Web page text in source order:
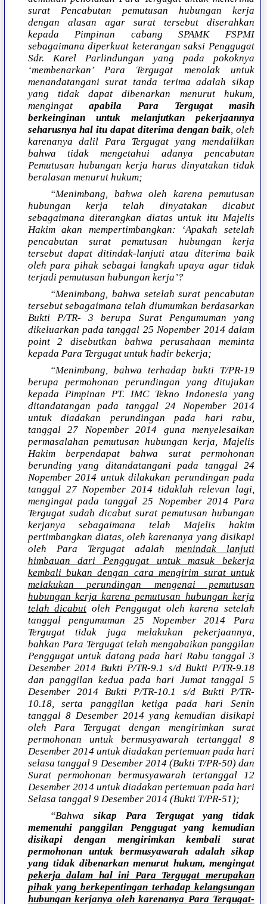
surat Pencabutan pemutusan hubungan kerja
dengan alasan agar surat tersebut diserahkan
kepada Pimpinan cabang SPAMK FSPMI
sebagaimana diperkuat keterangan saksi Penggugat
Sdr. Karel Parlindungan yang pada pokoknya
‘membenarkan’ Para Tergugat menolak untuk
menandatangani surat tanda terima adalah sikap
yang tidak dapat dibenarkan menurut hukum,
mengingat apabila Para Tergugat masih
berkeinginan untuk melanjutkan pekerjaannya
seharusnya hal itu dapat diterima dengan baik, oleh
karenanya dalil Para Tergugat yang mendalilkan
bahwa tidak mengetahui adanya pencabutan
Pemutusan hubungan kerja harus dinyatakan tidak
beralasan menurut hukum;
“Menimbang, bahwa oleh karena pemutusan
hubungan kerja telah dinyatakan dicabut
sebagaimana diterangkan diatas untuk itu Majelis
Hakim akan mempertimbangkan: ‘Apakah setelah
pencabutan surat pemutusan hubungan kerja
tersebut dapat ditindak-lanjuti atau diterima baik
oleh para pihak sebagai langkah upaya agar tidak
terjadi pemutusan hubungan kerja’?
“Menimbang, bahwa setelah surat pencabutan
tersebut sebagaimana telah diumumkan berdasarkan
Bukti P/TR- 3 berupa Surat Pengumuman yang
dikeluarkan pada tanggal 25 Nopember 2014 dalam
point 2 disebutkan bahwa perusahaan meminta
kepada Para Tergugat untuk hadir bekerja;
“Menimbang, bahwa terhadap bukti T/PR-19
berupa permohonan perundingan yang ditujukan
kepada Pimpinan PT. IMC Tekno Indonesia yang
ditandatangan pada tanggal 24 Nopember 2014
untuk diadakan perundingan pada hari rabu,
tanggal 27 Nopember 2014 guna menyelesaikan
permasalahan pemutusan hubungan kerja, Majelis
Hakim berpendapat bahwa surat permohonan
berunding yang ditandatangani pada tanggal 24
Nopember 2014 untuk dilakukan perundingan pada
tanggal 27 Nopember 2014 tidaklah relevan lagi,
mengingat pada tanggal 25 Nopember 2014 Para
Tergugat sudah dicabut surat pemutusan hubungan
kerjanya sebagaimana telah Majelis hakim
pertimbangkan diatas, oleh karenanya yang disikapi
oleh Para Tergugat adalah menindak lanjuti
himbauan dari Penggugat untuk masuk bekerja
kembali bukan dengan cara mengirim surat untuk
melakukan perundingan mengenai pemutusan
hubungan kerja karena pemutusan hubungan kerja
telah dicabut oleh Penggugat oleh karena setelah
tanggal pengumuman 25 Nopember 2014 Para
Tergugat tidak juga melakukan pekerjaannya,
bahkan Para Tergugat telah mengabaikan panggilan
Penggugat untuk datang pada hari Rabu tanggal 3
Desember 2014 Bukti P/TR-9.1 s/d Bukti P/TR-9.18
dan panggilan kedua pada hari Jumat tanggal 5
Desember 2014 Bukti P/TR-10.1 s/d Bukti P/TR-
10.18, serta panggilan ketiga pada hari Senin
tanggal 8 Desember 2014 yang kemudian disikapi
oleh Para Tergugat dengan mengirimkan surat
permohonan untuk bermusyawarah tertanggal 8
Desember 2014 untuk diadakan pertemuan pada hari
selasa tanggal 9 Desember 2014 (Bukti T/PR-50) dan
Surat permohonan bermusyawarah tertanggal 12
Desember 2014 untuk diadakan pertemuan pada hari
Selasa tanggal 9 Desember 2014 (Bukti T/PR-51);
“Bahwa sikap Para Tergugat yang tidak
memenuhi panggilan Penggugat yang kemudian
disikapi dengan mengirimkan kembali surat
permohonan untuk bermusyawarah adalah sikap
yang tidak dibenarkan menurut hukum, mengingat
pekerja dalam hal ini Para Tergugat merupakan
pihak yang berkepentingan terhadap kelangsungan
hubungan kerjanya oleh karenanya Para Tergugat-